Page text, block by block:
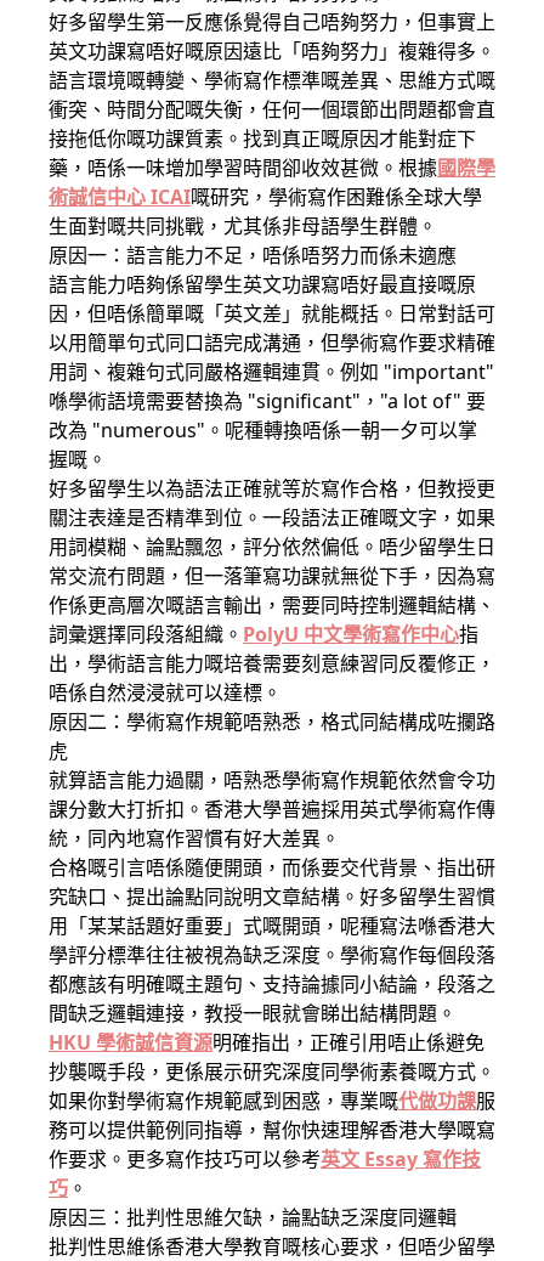
好多留學生第一反應係覺得自己唔夠努力，但事實上
英文功課寫唔好嘅原因遠比「唔夠努力」複雜得多。
語言環境嘅轉變、學術寫作標準嘅差異、思維方式嘅
衝突、時間分配嘅失衡，任何一個環節出問題都會直
接拖低你嘅功課質素。找到真正嘅原因才能對症下
藥，唔係一味增加學習時間卻收效甚微。根據國際學
術誠信中心 ICAI嘅研究，學術寫作困難係全球大學
生面對嘅共同挑戰，尤其係非母語學生群體。
原因一：語言能力不足，唔係唔努力而係未適應
語言能力唔夠係留學生英文功課寫唔好最直接嘅原
因，但唔係簡單嘅「英文差」就能概括。日常對話可
以用簡單句式同口語完成溝通，但學術寫作要求精確
用詞、複雜句式同嚴格邏輯連貫。例如 "important"
喺學術語境需要替換為 "significant"，"a lot of" 要
改為 "numerous"。呢種轉換唔係一朝一夕可以掌
握嘅。
好多留學生以為語法正確就等於寫作合格，但教授更
關注表達是否精準到位。一段語法正確嘅文字，如果
用詞模糊、論點飄忽，評分依然偏低。唔少留學生日
常交流冇問題，但一落筆寫功課就無從下手，因為寫
作係更高層次嘅語言輸出，需要同時控制邏輯結構、
詞彙選擇同段落組織。 PolyU 中文學術寫作中心指
出，學術語言能力嘅培養需要刻意練習同反覆修正，
唔係自然浸浸就可以達標。
原因二：學術寫作規範唔熟悉，格式同結構成咗攔路
虎
就算語言能力過關，唔熟悉學術寫作規範依然會令功
課分數大打折扣。香港大學普遍採用英式學術寫作傳
統，同內地寫作習慣有好大差異。
合格嘅引言唔係隨便開頭，而係要交代背景、指出研
究缺口、提出論點同說明文章結構。好多留學生習慣
用「某某話題好重要」式嘅開頭，呢種寫法喺香港大
學評分標準往往被視為缺乏深度。學術寫作每個段落
都應該有明確嘅主題句、支持論據同小結論，段落之
間缺乏邏輯連接，教授一眼就會睇出結構問題。
HKU 學術誠信資源明確指出，正確引用唔止係避免
抄襲嘅手段，更係展示研究深度同學術素養嘅方式。
如果你對學術寫作規範感到困惑，專業嘅代做功課服
務可以提供範例同指導，幫你快速理解香港大學嘅寫
作要求。更多寫作技巧可以參考英文 Essay 寫作技
巧 。
原因三：批判性思維欠缺，論點缺乏深度同邏輯
批判性思維係香港大學教育嘅核心要求，但唔少留學